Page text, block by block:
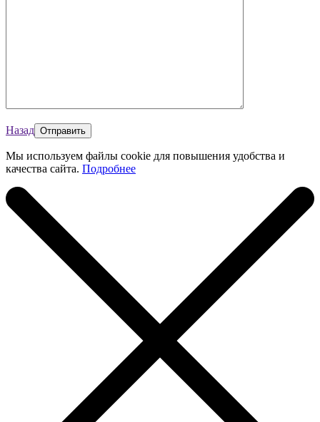
Назад
Мы используем файлы cookie для повышения удобства и
качества сайта. Подробнее